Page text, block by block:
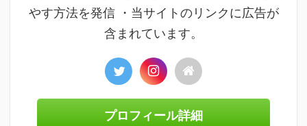
やす方法を発信 ・当サイトのリンクに広告が
含まれています。
プロフィール詳細